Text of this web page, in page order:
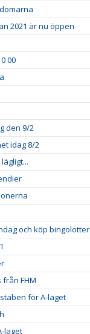
2021 är nu öppen
00
den 9/2
idag 8/2
och köp bingolotter
FHM
för A-laget
laget